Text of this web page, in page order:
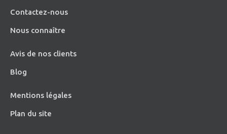
Contactez-nous
Nous connaître
Avis de nos clients
Blog
Mentions légales
Plan du site